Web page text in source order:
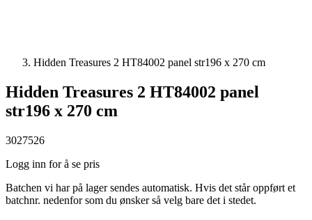
Hidden Treasures 2 HT84002 panel str196 x 270 cm
Hidden Treasures 2 HT84002 panel
str196 x 270 cm
3027526
Logg inn for å se pris
Batchen vi har på lager sendes automatisk. Hvis det står oppført et
batchnr. nedenfor som du ønsker så velg bare det i stedet.